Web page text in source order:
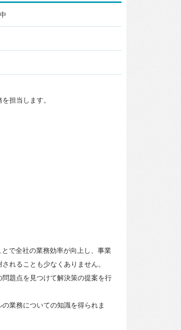
担当します。
で全社の業務効率が向上し、事業
れることも少なくありません。
題点を見つけて解決策の提案を行
業務についての知識を得られま